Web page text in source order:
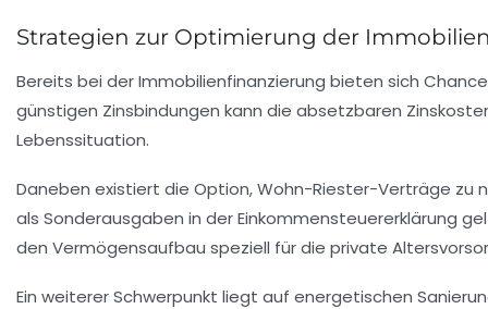
Strategien zur Optimierung der
Bereits bei der Immobilienfinanzierung bieten sich
günstigen Zinsbindungen kann die absetzbaren
Lebenssituation.
Daneben existiert die Option, Wohn-Riester-Verträge zu
als Sonderausgaben in der Einkommensteuererklärung
den Vermögensaufbau speziell für die private
Ein weiterer Schwerpunkt liegt auf energetischen